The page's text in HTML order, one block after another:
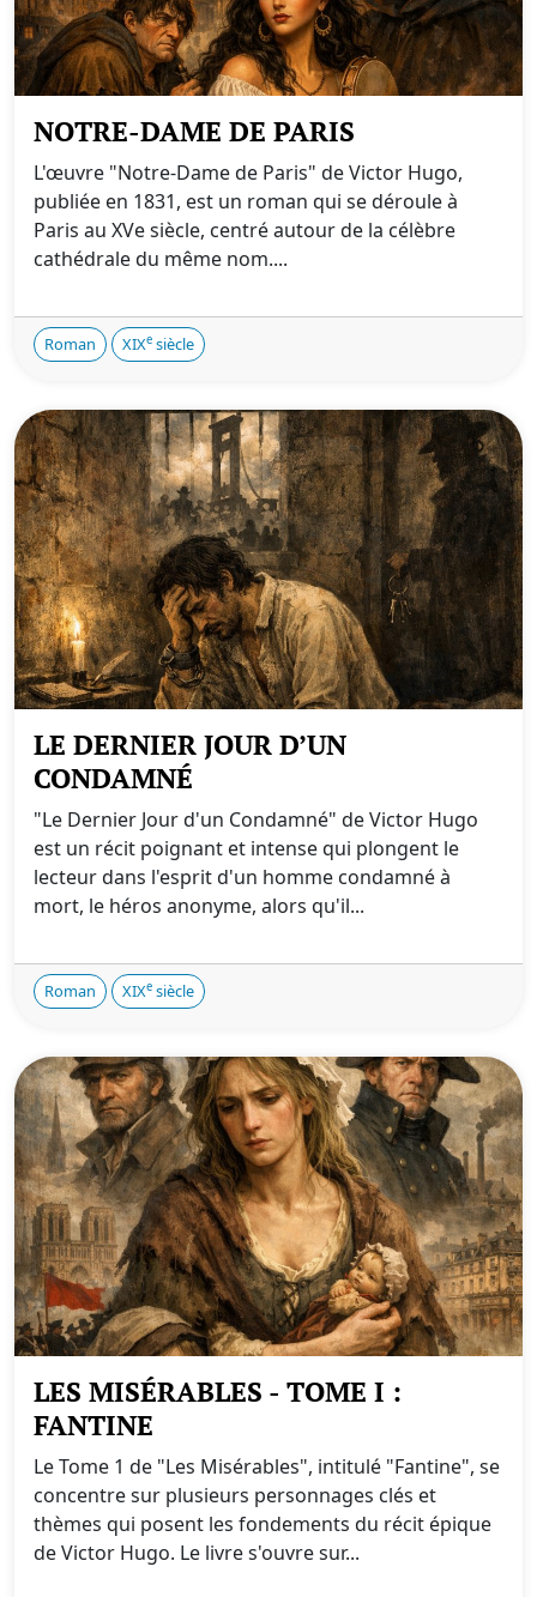
NOTRE-DAME DE PARIS
L'œuvre "Notre-Dame de Paris" de Victor Hugo,
publiée en 1831, est un roman qui se déroule à
Paris au XVe siècle, centré autour de la célèbre
cathédrale du même nom....
Roman XIXe siècle
LE DERNIER JOUR D’UN
CONDAMNÉ
"Le Dernier Jour d'un Condamné" de Victor Hugo
est un récit poignant et intense qui plongent le
lecteur dans l'esprit d'un homme condamné à
mort, le héros anonyme, alors qu'il...
Roman XIXe siècle
LES MISÉRABLES - TOME I :
FANTINE
Le Tome 1 de "Les Misérables", intitulé "Fantine", se
concentre sur plusieurs personnages clés et
thèmes qui posent les fondements du récit épique
de Victor Hugo. Le livre s'ouvre sur...